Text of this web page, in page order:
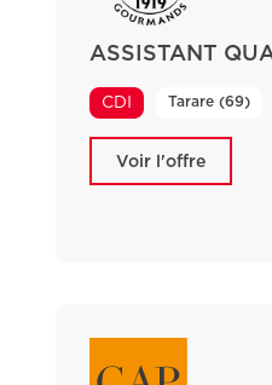
ASSISTANT
CDI Tarare (69)
Voir l'offre